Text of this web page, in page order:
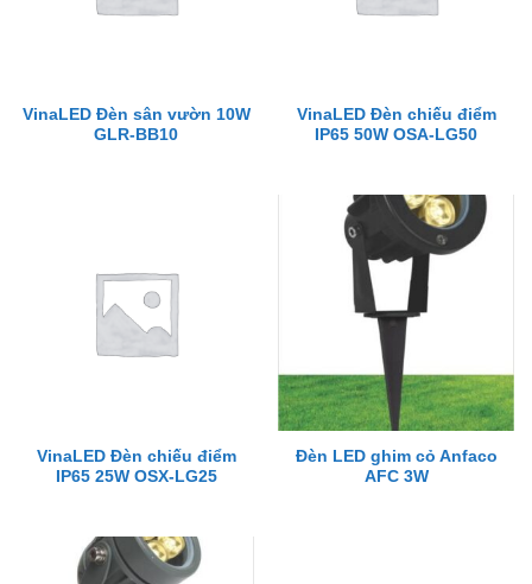
VinaLED Đèn sân vườn 10W
GLR-BB10
VinaLED Đèn chiếu điểm
IP65 50W OSA-LG50
VinaLED Đèn chiếu điểm
IP65 25W OSX-LG25
Đèn LED ghim cỏ Anfaco
AFC 3W